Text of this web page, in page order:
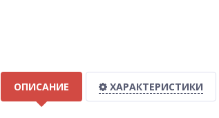
ОПИСАНИЕ ХАРАКТЕРИСТИКИ